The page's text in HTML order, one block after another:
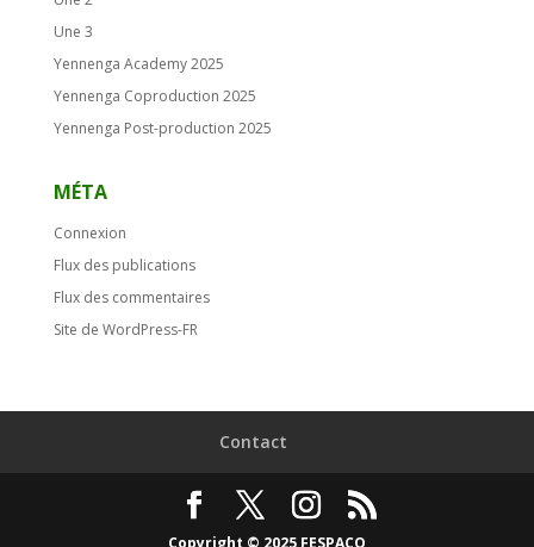
Une 3
Yennenga Academy 2025
Yennenga Coproduction 2025
Yennenga Post-production 2025
MÉTA
Connexion
Flux des publications
Flux des commentaires
Site de WordPress-FR
Contact
Copyright © 2025 FESPACO